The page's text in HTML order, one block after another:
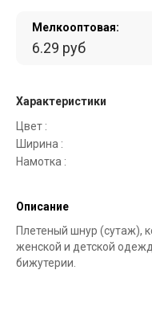
Мелкооптовая:
6.29 руб
Характеристики
Цвет :
Ширина :
Намотка :
Описание
Плетеный шнур (сутаж),
женской и детской
бижутерии.